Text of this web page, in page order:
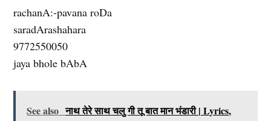
rachanA:-pavana roDa
saradArashahara
9772550050
jaya bhole bAbA
See also नाथ तेरे साथ चलु गी तू बात मान भंडारी | Lyrics,